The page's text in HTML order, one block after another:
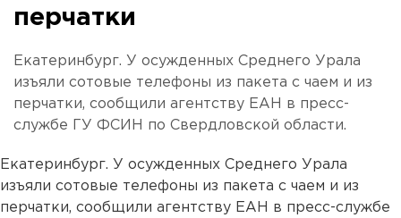
перчатки
Екатеринбург. У осужденных Среднего Урала
изъяли сотовые телефоны из пакета с чаем и из
перчатки, сообщили агентству ЕАН в пресс-
службе ГУ ФСИН по Свердловской области.
Екатеринбург. У осужденных Среднего Урала
изъяли сотовые телефоны из пакета с чаем и из
перчатки, сообщили агентству ЕАН в пресс-службе